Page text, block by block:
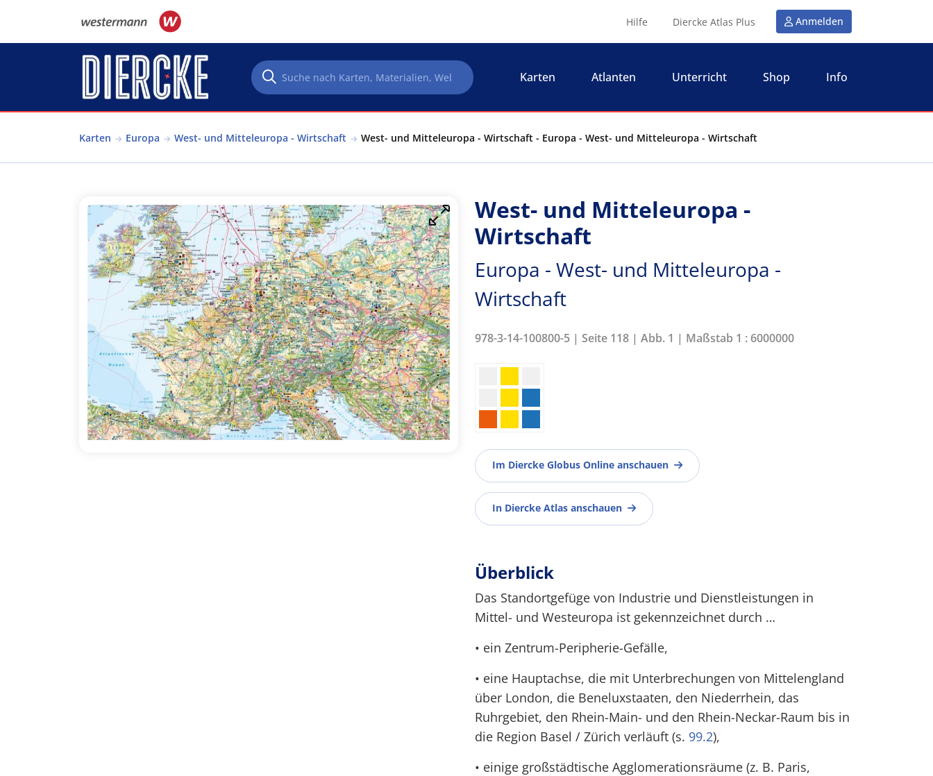
Hilfe Diercke Atlas Plus Anmelden
Karten Atlanten Unterricht Shop Info
Karten Europa West- und Mitteleuropa - Wirtschaft West- und Mitteleuropa - Wirtschaft - Europa - West- und Mitteleuropa - Wirtschaft
West- und Mitteleuropa -
Wirtschaft
Europa - West- und Mitteleuropa -
Wirtschaft
978-3-14-100800-5 | Seite 118 | Abb. 1 | Maßstab 1 : 6000000
Im Diercke Globus Online anschauen
In Diercke Atlas anschauen
Überblick
Das Standortgefüge von Industrie und Dienstleistungen in
Mittel- und Westeuropa ist gekennzeichnet durch …
• ein Zentrum-Peripherie-Gefälle,
• eine Hauptachse, die mit Unterbrechungen von Mittelengland
über London, die Beneluxstaaten, den Niederrhein, das
Ruhrgebiet, den Rhein-Main- und den Rhein-Neckar-Raum bis in
die Region Basel / Zürich verläuft (s. 99.2),
• einige großstädtische Agglomerationsräume (z. B. Paris,